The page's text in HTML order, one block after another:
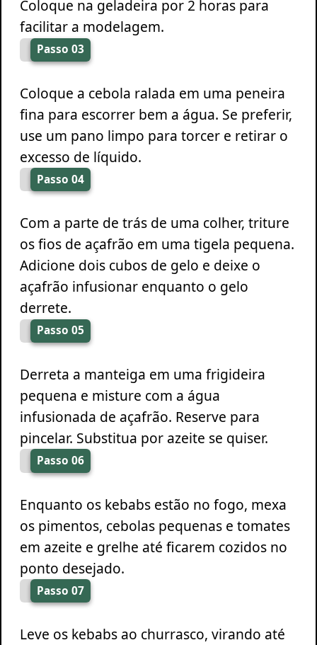
Coloque na geladeira por 2 horas para
facilitar a modelagem.
Passo 03
Coloque a cebola ralada em uma peneira
fina para escorrer bem a água. Se preferir,
use um pano limpo para torcer e retirar o
excesso de líquido.
Passo 04
Com a parte de trás de uma colher, triture
os fios de açafrão em uma tigela pequena.
Adicione dois cubos de gelo e deixe o
açafrão infusionar enquanto o gelo
derrete.
Passo 05
Derreta a manteiga em uma frigideira
pequena e misture com a água
infusionada de açafrão. Reserve para
pincelar. Substitua por azeite se quiser.
Passo 06
Enquanto os kebabs estão no fogo, mexa
os pimentos, cebolas pequenas e tomates
em azeite e grelhe até ficarem cozidos no
ponto desejado.
Passo 07
Leve os kebabs ao churrasco, virando até